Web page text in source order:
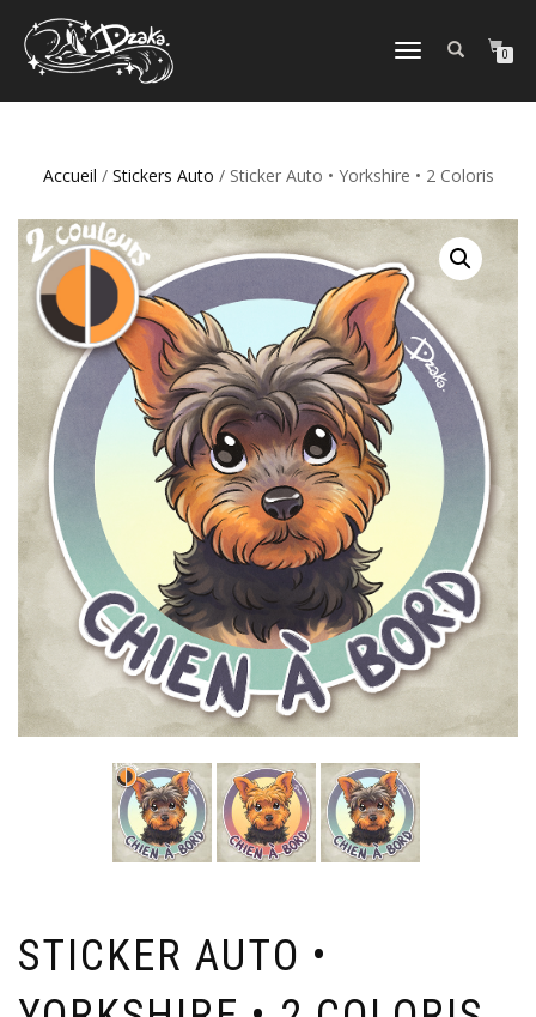
DÉPLIER/REPLIER
0
Accueil / Stickers Auto / Sticker Auto • Yorkshire • 2 Coloris
STICKER AUTO •